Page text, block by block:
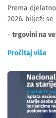
Prema
2026. bilježi se
- trgovini na
Pročitaj više